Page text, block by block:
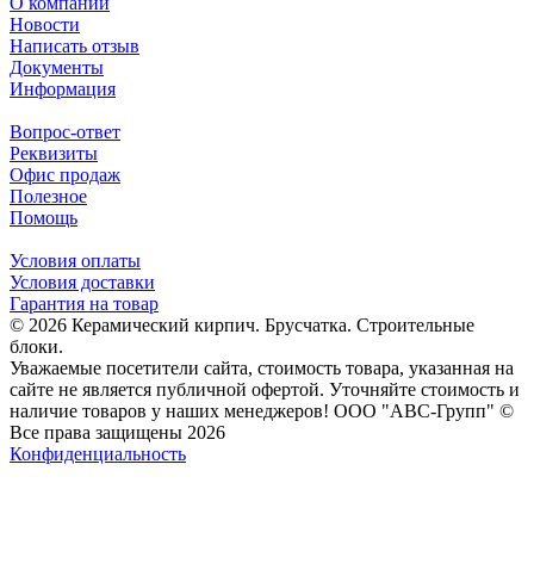
Новости
Написать отзыв
Документы
Информация
Вопрос-ответ
Реквизиты
Офис продаж
Полезное
Помощь
Условия оплаты
Условия доставки
Гарантия на товар
© 2026 Керамический кирпич. Брусчатка. Строительные
блоки.
Уважаемые посетители сайта, стоимость товара, указанная на
сайте не является публичной офертой. Уточняйте стоимость и
наличие товаров у наших менеджеров! ООО "АВС-Групп" ©
Все права защищены 2026
Конфиденциальность